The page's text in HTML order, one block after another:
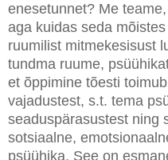
enesetunnet? Me
aga kuidas seda
ruumilist mitmekesisust
tundma ruume,
et õppimine tõesti
vajadustest, s.t. tema
seaduspärasustest ning
sotsiaalne,
psüühika. See on